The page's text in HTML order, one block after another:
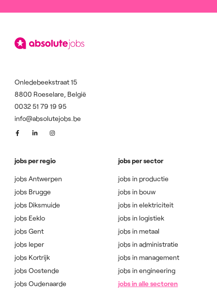
Onledebeekstraat 15
8800 Roeselare, België
0032 51 79 19 95
info@absolutejobs.be
jobs per regio
jobs Antwerpen
jobs Brugge
jobs Diksmuide
jobs Eeklo
jobs Gent
jobs Ieper
jobs Kortrijk
jobs Oostende
jobs Oudenaarde
jobs per sector
jobs in productie
jobs in bouw
jobs in elektriciteit
jobs in logistiek
jobs in metaal
jobs in administratie
jobs in management
jobs in engineering
jobs in alle sectoren